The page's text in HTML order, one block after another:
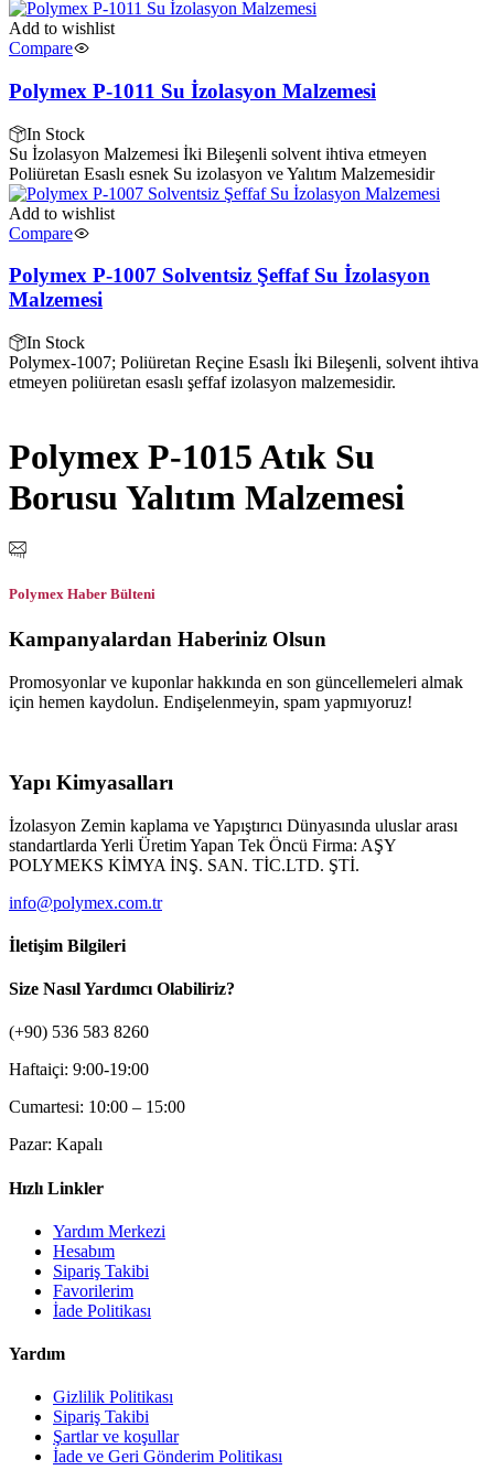
Add to wishlist
Compare
Polymex P-1011 Su İzolasyon Malzemesi
In Stock
Su İzolasyon Malzemesi İki Bileşenli solvent ihtiva etmeyen
Poliüretan Esaslı esnek Su izolasyon ve Yalıtım Malzemesidir
Add to wishlist
Compare
Polymex P-1007 Solventsiz Şeffaf Su İzolasyon
Malzemesi
In Stock
Polymex-1007; Poliüretan Reçine Esaslı İki Bileşenli, solvent ihtiva
etmeyen poliüretan esaslı şeffaf izolasyon malzemesidir.
Polymex P-1015 Atık Su
Borusu Yalıtım Malzemesi
Polymex Haber Bülteni
Kampanyalardan Haberiniz Olsun
Promosyonlar ve kuponlar hakkında en son güncellemeleri almak
için hemen kaydolun. Endişelenmeyin, spam yapmıyoruz!
Yapı Kimyasalları
İzolasyon Zemin kaplama ve Yapıştırıcı Dünyasında uluslar arası
standartlarda Yerli Üretim Yapan Tek Öncü Firma: AŞY
POLYMEKS KİMYA İNŞ. SAN. TİC.LTD. ŞTİ.
info@polymex.com.tr
İletişim Bilgileri
Size Nasıl Yardımcı Olabiliriz?
(+90) 536 583 8260
Haftaiçi: 9:00-19:00
Cumartesi: 10:00 – 15:00
Pazar: Kapalı
Hızlı Linkler
Yardım Merkezi
Hesabım
Sipariş Takibi
Favorilerim
İade Politikası
Yardım
Gizlilik Politikası
Sipariş Takibi
Şartlar ve koşullar
İade ve Geri Gönderim Politikası